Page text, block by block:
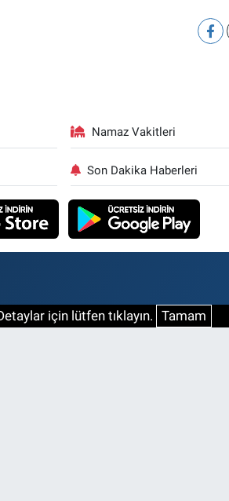
Namaz Vakitleri
Son Dakika Haberleri
için lütfen tıklayın. Tamam